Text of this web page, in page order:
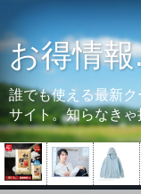
お得情
誰でも使える最新
サイト。知らなき